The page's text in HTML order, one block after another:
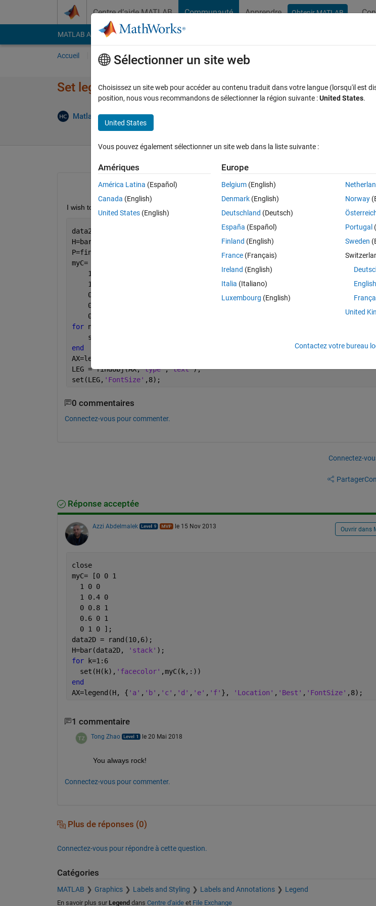
Centre d’aide MATLAB Communauté Apprendre Obtenir MATLAB
MATLAB Answers File Exchange Cody
Accueil Poser une question Parcourir
Set legend color in stacked bar plot
Matlab2010 15 Nov 2013
Ouvrir dans
I wish to use a stacked bar graph and specify my own colors. Have do I make the colors in the
data2D = rand(10,6);
H=bar(data2D,
P=findobj(gca,
myC= [0 0 1
    1 0 0
    1 0.4 0
    0 0.8 1
    0.6 0 1
    0 1 0 ];
for n= 1 : length(P)
    set(P(n),
end
AX=legend(H, {
LEG = findobj(AX,'type','text');
set(LEG, 'FontSize' ,8);
0 commentaires
Connectez-vous pour commenter.
Connectez-
Partager
Réponse acceptée
Azzi Abdelmalek le 15 Nov 2013 Ouvrir dans
close
myC= [0 0 1
  1 0 0
  1 0.4 0
  0 0.8 1
  0.6 0 1
  0 1 0 ];
data2D = rand(10,6);
H=bar(data2D,
'stack' );
for
k=1:6
  set(H(k),
'facecolor' ,myC(k,:))
end
AX=legend(H, { 'a' , 'b' , 'c' , 'd' , 'e' , 'f' }, 'Location' , 'Best' , 'FontSize' ,8);
1 commentaire
Tong Zhao le 20 Mai 2018
You always rock!
Connectez-vous pour commenter.
Plus de réponses (0)
Connectez-vous pour répondre à cette question.
Catégories
MATLAB Graphics Labels and Styling Labels and Annotations Legend
En savoir plus sur Legend dans Centre d'aideet File Exchange
Sélectionner un site web
Choisissez un site web pour accéder au contenu traduit dans votre langue (lorsqu'il est
position, nous vous recommandons de sélectionner la région suivante :United States.
United States
Vous pouvez également sélectionner un site web dans la liste suivante :
Amériques
América Latina (Español)
Canada (English)
United States (English)
Europe
Belgium (English)
Denmark (English)
Deutschland (Deutsch)
España (Español)
Finland (English)
France (Français)
Ireland (English)
Italia (Italiano)
Luxembourg (English)
Norway
Portugal
Sweden
English
United
Contactez votre bureau